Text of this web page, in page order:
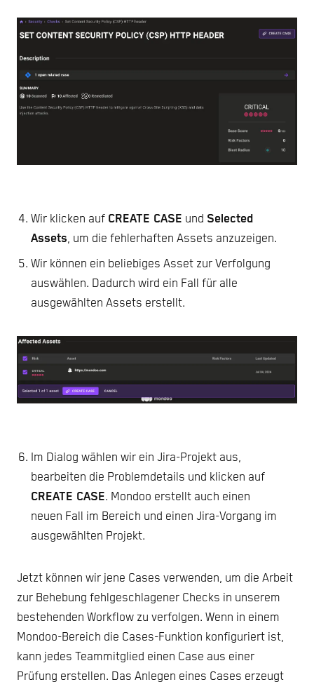
Wir klicken auf CREATE CASE und Selected
Assets, um die fehlerhaften Assets anzuzeigen.
Wir können ein beliebiges Asset zur Verfolgung
auswählen. Dadurch wird ein Fall für alle
ausgewählten Assets erstellt.
Im Dialog wählen wir ein Jira-Projekt aus,
bearbeiten die Problemdetails und klicken auf
CREATE CASE. Mondoo erstellt auch einen
neuen Fall im Bereich und einen Jira-Vorgang im
ausgewählten Projekt.
Jetzt können wir jene Cases verwenden, um die Arbeit
zur Behebung fehlgeschlagener Checks in unserem
bestehenden Workflow zu verfolgen. Wenn in einem
Mondoo-Bereich die Cases-Funktion konfiguriert ist,
kann jedes Teammitglied einen Case aus einer
Prüfung erstellen. Das Anlegen eines Cases erzeugt